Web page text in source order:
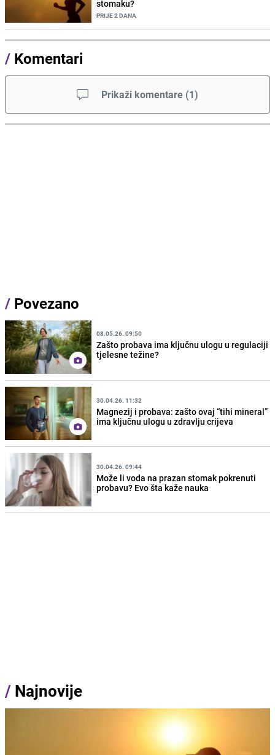
stomaku?
PRIJE 2 DANA
/ Komentari
Prikaži komentare (1)
/ Povezano
08.05.26. 09:50
Zašto probava ima ključnu ulogu u regulaciji
tjelesne težine?
30.04.26. 11:32
Magnezij i probava: zašto ovaj “tihi mineral”
ima ključnu ulogu u zdravlju crijeva
30.04.26. 09:44
Može li voda na prazan stomak pokrenuti
probavu? Evo šta kaže nauka
/ Najnovije